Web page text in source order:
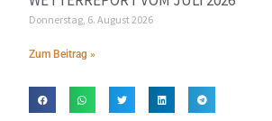
Donnerstag, 6. August 2026
Zum Beitrag »